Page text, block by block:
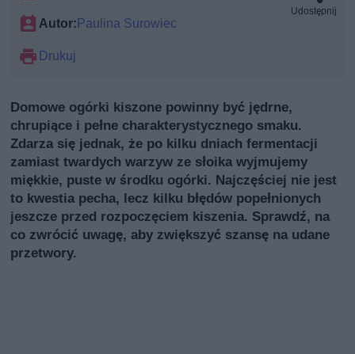
Autor: Paulina Surowiec
Drukuj
Udostępnij
Domowe ogórki kiszone powinny być jędrne,
chrupiące i pełne charakterystycznego smaku.
Zdarza się jednak, że po kilku dniach fermentacji
zamiast twardych warzyw ze słoika wyjmujemy
miękkie, puste w środku ogórki. Najczęściej nie jest
to kwestia pecha, lecz kilku błędów popełnionych
jeszcze przed rozpoczęciem kiszenia. Sprawdź, na
co zwrócić uwagę, aby zwiększyć szansę na udane
przetwory.